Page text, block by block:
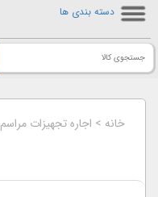
دسته بندی ها
خانه > اجاره تجهیزات مراسم